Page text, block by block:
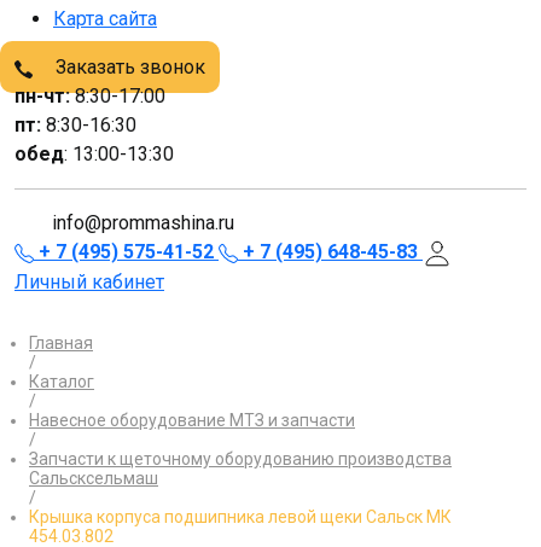
Карта сайта
Заказать звонок
пн-чт:8:30-17:00
пт: 8:30-16:30
обед: 13:00-13:30
info@prommashina.ru
+ 7 (495) 575-41-52
+ 7 (495) 648-45-83
Личный кабинет
Главная
/
Каталог
/
Навесное оборудование МТЗ и запчасти
/
Запчасти к щеточному оборудованию производства
Сальсксельмаш
/
Крышка корпуса подшипника левой щеки Сальск МК
454.03.802